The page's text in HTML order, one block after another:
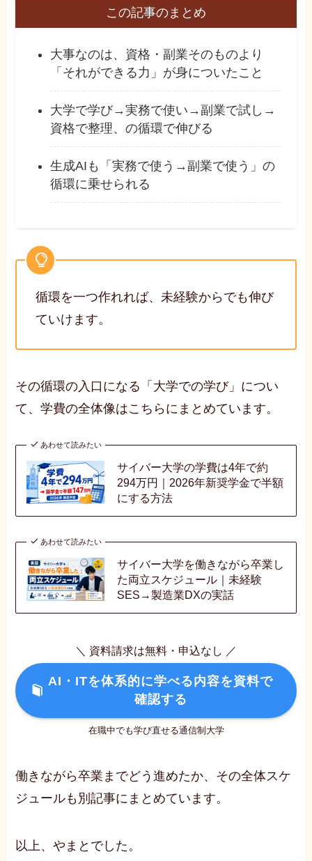
この記事のまとめ
大事なのは、資格・副業そのものより
「それができる力」が身についたこと
大学で学び→実務で使い→副業で試し→
資格で整理、の循環で伸びる
生成AIも「実務で使う→副業で使う」の
循環に乗せられる
循環を一つ作れれば、未経験からでも伸び
ていけます。
その循環の入口になる「大学での学び」につい
て、学費の全体像はこちらにまとめています。
あわせて読みたい
サイバー大学の学費は4年で約
294万円｜2026年新奨学金で半額
にする方法
あわせて読みたい
サイバー大学を働きながら卒業し
た両立スケジュール｜未経験
SES→製造業DXの実話
＼ 資料請求は無料・申込なし ／
AI・ITを体系的に学べる内容を資料で
確認する
在職中でも学び直せる通信制大学
働きながら卒業までどう進めたか、その全体スケ
ジュールも別記事にまとめています。
以上、やまとでした。